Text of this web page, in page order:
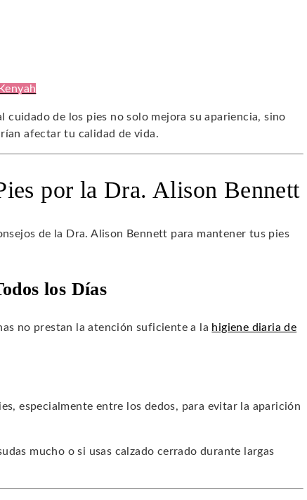
de los pies no solo mejora su apariencia, sino
afectar tu calidad de vida.
por la Dra. Alison Bennett
de la Dra. Alison Bennett para mantener tus pies
los Días
no prestan la atención suficiente a la higiene diaria de
especialmente entre los dedos, para evitar la aparición
mucho o si usas calzado cerrado durante largas